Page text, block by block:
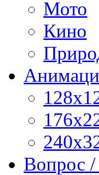
Мото
Кино
Вопрос /